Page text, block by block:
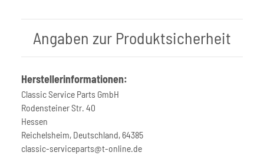
Angaben zur Produktsicherheit
Herstellerinformationen:
Classic Service Parts GmbH
Rodensteiner Str. 40
Hessen
Reichelsheim, Deutschland, 64385
classic-serviceparts@t-online.de